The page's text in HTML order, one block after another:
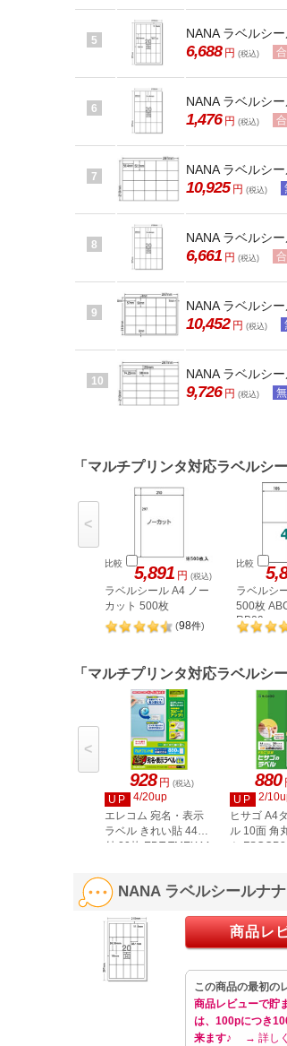
5 NANA ラベルシ
6,688 円 (税込)
6 NANA ラベルシ
1,476 円 (税込)
7 NANA ラベルシ
10,925 円 (税込)
8 NANA ラベルシ
6,661 円 (税込)
9 NANA ラベルシ
10,452 円 (税込)
10 NANA ラベルシ
9,726 円 (税込)
「マルチプリンタ対応ラベルシ
比較 5,891 円 (税込)
ラベルシール A4 ノー
カット 500枚
(98件)
比較
ラベルシ
500枚
RB09
<
「マルチプリンタ対応ラベルシ
928 円 (税込)
UP
4/20up
エレコム 宛名・表示
ラベル きれい貼 44面
付 20枚 EDT-TMEX44
880
UP
2/
ヒサゴ A4
ル 10面 角
ト
<
NANA ラベルシールナ
商品レ
この商品の最初の
商品レビューで貯
は、100pにつき
来ます♪
→ 詳し